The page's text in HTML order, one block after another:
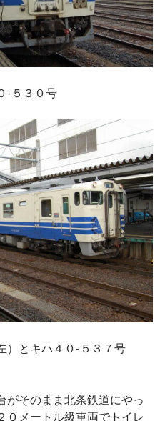
-５３０号
）とキハ４０-５３７号
がそのまま北条鉄道にやっ
０メートル級車両でトイレ